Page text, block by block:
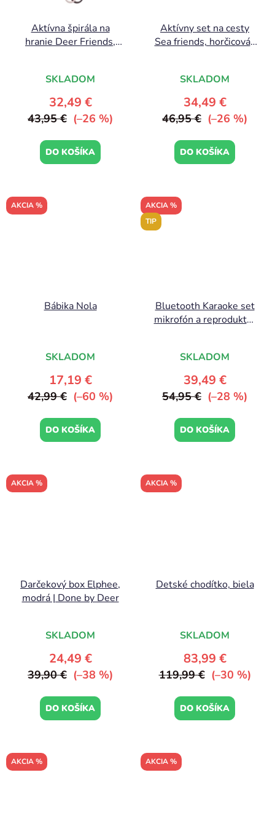
Aktívna špirála na
hranie Deer Friends,
SKLADOM
32,49 €
43,95 € (–26 %)
DO KOŠÍKA
Aktívny set na cesty
Sea friends, horčicová |
SKLADOM
34,49 €
46,95 € (–26 %)
DO KOŠÍKA
AKCIA %
Bábika Nola
SKLADOM
17,19 €
42,99 € (–60 %)
DO KOŠÍKA
AKCIA %
TIP
Bluetooth Karaoke set
mikrofón a reproduktor
SKLADOM
39,49 €
54,95 € (–28 %)
DO KOŠÍKA
AKCIA %
Darčekový box Elphee,
modrá | Done by Deer
SKLADOM
24,49 €
39,90 € (–38 %)
DO KOŠÍKA
AKCIA %
Detské chodítko, biela
SKLADOM
83,99 €
119,99 € (–30 %)
DO KOŠÍKA
AKCIA % AKCIA %